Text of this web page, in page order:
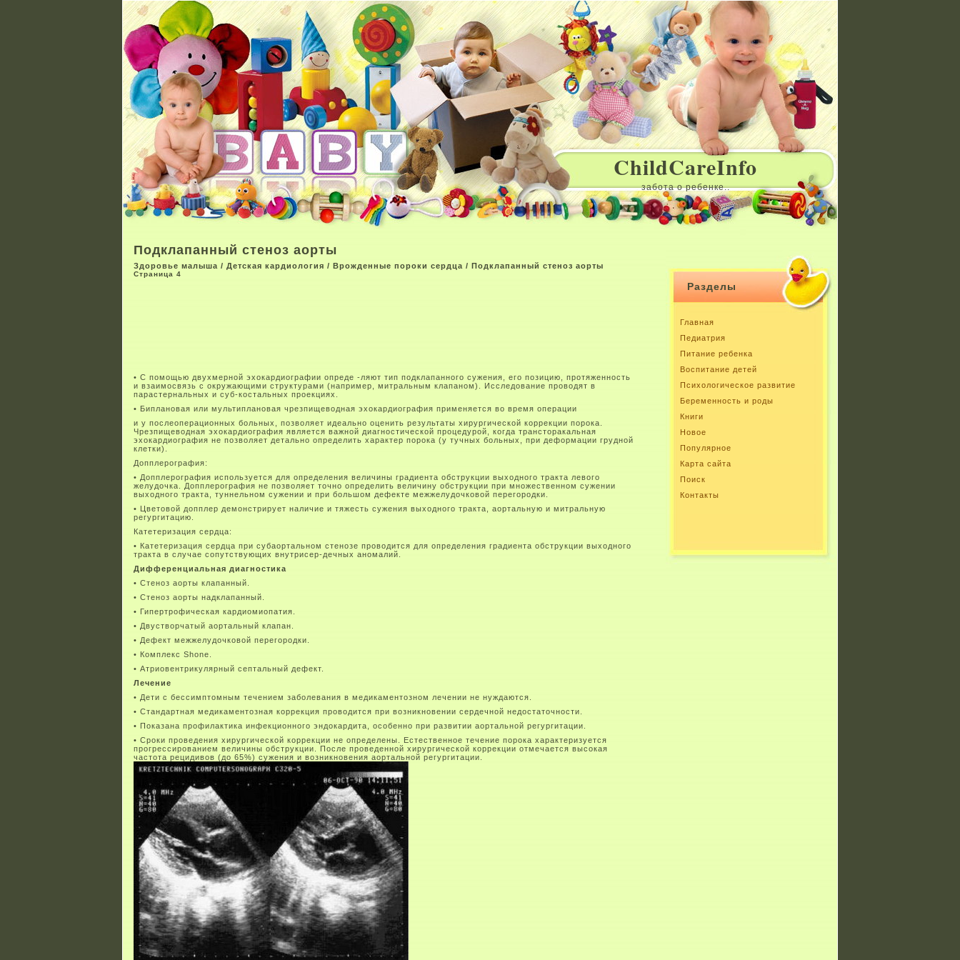
ChildCareInfo
забота о ребенке..
Подклапанный стеноз аорты
Здоровье малыша / Детская кардиология / Врожденные пороки сердца / Подклапанный стеноз аорты
Страница 4
• С помощью двухмерной эхокардиографии опреде -ляют тип подклапанного сужения, его позицию, протяженность
и взаимосвязь с окружающими структурами (например, митральным клапаном). Исследование проводят в
парастернальных и суб-костальных проекциях.
• Биплановая или мультиплановая чрезпищеводная эхокардиография применяется во время операции
и у послеоперационных больных, позволяет идеально оценить результаты хирургической коррекции порока.
Чрезпищеводная эхокардиография является важной диагностической процедурой, когда трансторакальная
эхокардиография не позволяет детально определить характер порока (у тучных больных, при деформации грудной
клетки).
Допплерография:
• Допплерография используется для определения величины градиента обструкции выходного тракта левого
желудочка. Допплерография не позволяет точно определить величину обструкции при множественном сужении
выходного тракта, туннельном сужении и при большом дефекте межжелудочковой перегородки.
• Цветовой допплер демонстрирует наличие и тяжесть сужения выходного тракта, аортальную и митральную
регургитацию.
Катетеризация сердца:
• Катетеризация сердца при субаортальном стенозе проводится для определения градиента обструкции выходного
тракта в случае сопутствующих внутрисер-дечных аномалий.
Дифференциальная диагностика
• Стеноз аорты клапанный.
• Стеноз аорты надклапанный.
• Гипертрофическая кардиомиопатия.
• Двустворчатый аортальный клапан.
• Дефект межжелудочковой перегородки.
• Комплекс Shone.
• Атриовентрикулярный септальный дефект.
Лечение
• Дети с бессимптомным течением заболевания в медикаментозном лечении не нуждаются.
• Стандартная медикаментозная коррекция проводится при возникновении сердечной недостаточности.
• Показана профилактика инфекционного эндокардита, особенно при развитии аортальной регургитации.
• Сроки проведения хирургической коррекции не определены. Естественное течение порока характеризуется
прогрессированием величины обструкции. После проведенной хирургической коррекции отмечается высокая
частота рецидивов (до 65%) сужения и возникновения аортальной регургитации.
Разделы
Главная
Педиатрия
Питание ребенка
Воспитание детей
Психологическое развитие
Беременность и роды
Книги
Новое
Популярное
Карта сайта
Поиск
Контакты